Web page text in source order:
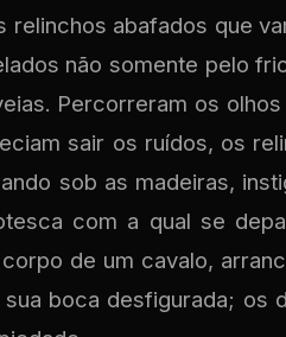
abafados que
não somente pelo
Percorreram os
sair os ruídos, os
sob as madeiras,
com a qual se
de um cavalo,
boca desfigurada; os